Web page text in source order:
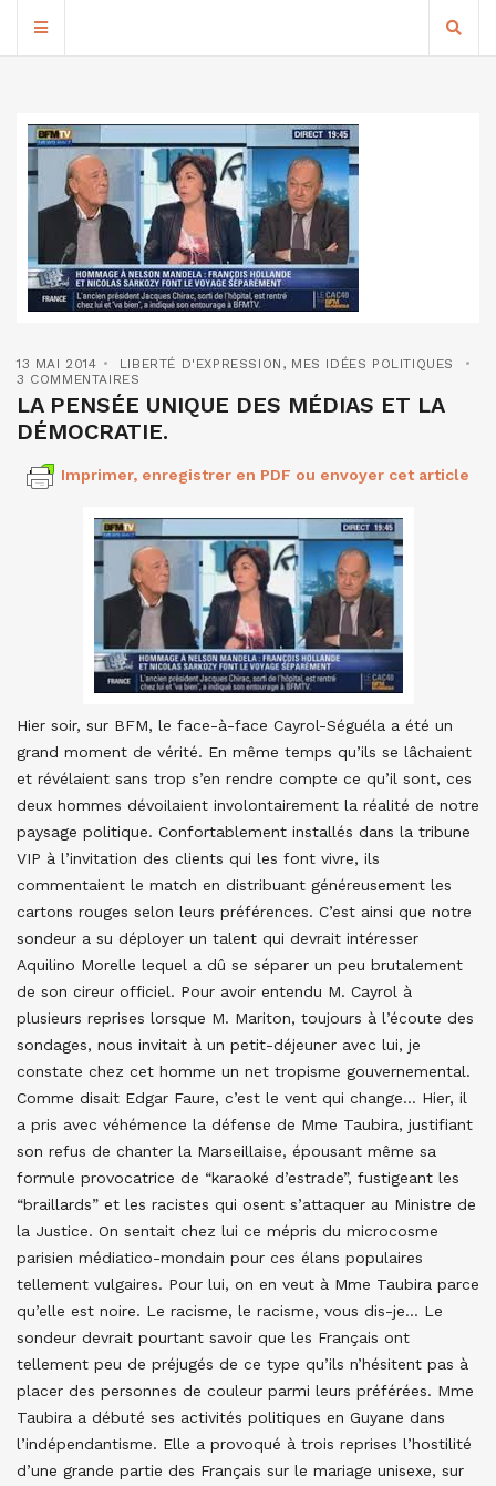
13 MAI 2014 LIBERTÉ D'EXPRESSION , MES IDÉES POLITIQUES
3 COMMENTAIRES
LA PENSÉE UNIQUE DES MÉDIAS ET LA
DÉMOCRATIE.
Imprimer, enregistrer en PDF ou envoyer cet article
Hier soir, sur BFM, le face-à-face Cayrol-Séguéla a été un
grand moment de vérité. En même temps qu’ils se lâchaient
et révélaient sans trop s’en rendre compte ce qu’il sont, ces
deux hommes dévoilaient involontairement la réalité de notre
paysage politique. Confortablement installés dans la tribune
VIP à l’invitation des clients qui les font vivre, ils
commentaient le match en distribuant généreusement les
cartons rouges selon leurs préférences. C’est ainsi que notre
sondeur a su déployer un talent qui devrait intéresser
Aquilino Morelle lequel a dû se séparer un peu brutalement
de son cireur officiel. Pour avoir entendu M. Cayrol à
plusieurs reprises lorsque M. Mariton, toujours à l’écoute des
sondages, nous invitait à un petit-déjeuner avec lui, je
constate chez cet homme un net tropisme gouvernemental.
Comme disait Edgar Faure, c’est le vent qui change… Hier, il
a pris avec véhémence la défense de Mme Taubira, justifiant
son refus de chanter la Marseillaise, épousant même sa
formule provocatrice de “karaoké d’estrade”, fustigeant les
“braillards” et les racistes qui osent s’attaquer au Ministre de
la Justice. On sentait chez lui ce mépris du microcosme
parisien médiatico-mondain pour ces élans populaires
tellement vulgaires. Pour lui, on en veut à Mme Taubira parce
qu’elle est noire. Le racisme, le racisme, vous dis-je… Le
sondeur devrait pourtant savoir que les Français ont
tellement peu de préjugés de ce type qu’ils n’hésitent pas à
placer des personnes de couleur parmi leurs préférées. Mme
Taubira a débuté ses activités politiques en Guyane dans
l’indépendantisme. Elle a provoqué à trois reprises l’hostilité
d’une grande partie des Français sur le mariage unisexe, sur